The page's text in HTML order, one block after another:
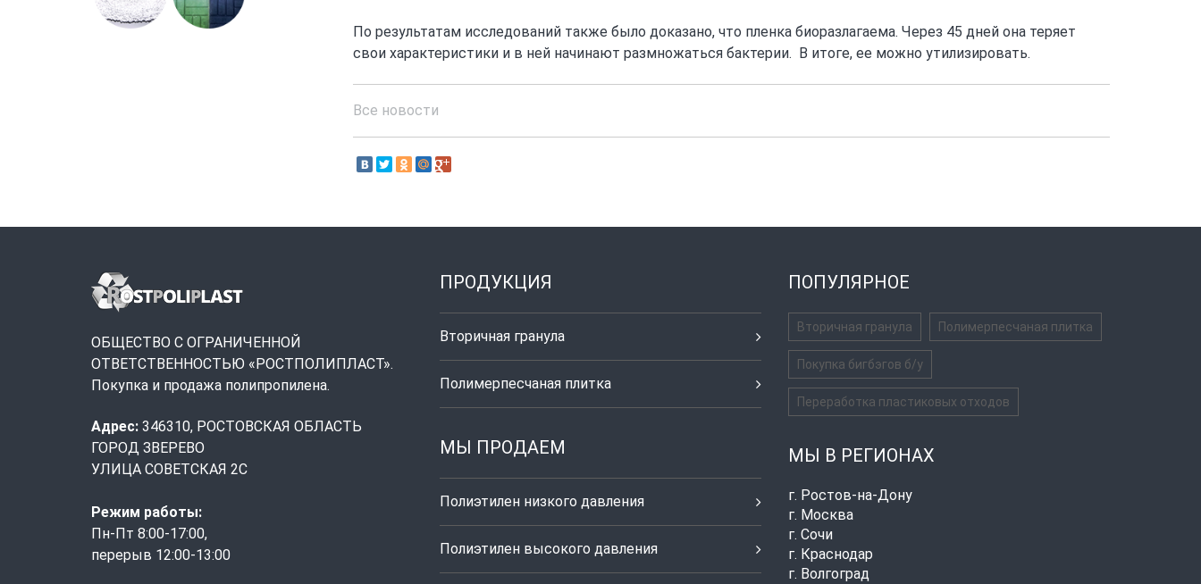
По результатам исследований также было доказано, что пленка биоразлагаема. Через 45 дней она теряет
свои характеристики и в ней начинают размножаться бактерии. В итоге, ее можно утилизировать.
Все новости
ОБЩЕСТВО С ОГРАНИЧЕННОЙ
ОТВЕТСТВЕННОСТЬЮ «РОСТПОЛИПЛАСТ».
Покупка и продажа полипропилена.
Адрес: 346310, РОСТОВСКАЯ ОБЛАСТЬ
ГОРОД ЗВЕРЕВО
УЛИЦА СОВЕТСКАЯ 2С
Режим работы:
Пн-Пт 8:00-17:00,
перерыв 12:00-13:00
ПРОДУКЦИЯ
Вторичная гранула
Полимерпесчаная плитка
МЫ ПРОДАЕМ
Полиэтилен низкого давления
Полиэтилен высокого давления
ПОПУЛЯРНОЕ
Вторичная гранула Полимерпесчаная плитка
Покупка бигбэгов б/у
Переработка пластиковых отходов
МЫ В РЕГИОНАХ
г. Ростов-на-Дону
г. Москва
г. Сочи
г. Краснодар
г. Волгоград